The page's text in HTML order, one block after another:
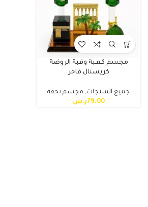
مجسم كعبة وقبة الروضة
كريستال فاخر
جميع المنتجات, مجسم تحفة
79.00ر.س